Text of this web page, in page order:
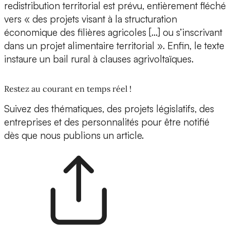
redistribution territorial est prévu, entièrement fléché
vers « des projets visant à la structuration
économique des filières agricoles […] ou s’inscrivant
dans un projet alimentaire territorial ». Enfin, le texte
instaure un bail rural à clauses agrivoltaïques.
Restez au courant en temps réel !
Suivez des thématiques, des projets législatifs, des
entreprises et des personnalités pour être notifié
dès que nous publions un article.